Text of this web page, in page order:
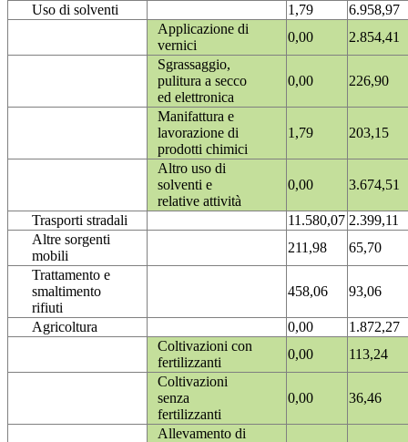
Uso di solventi 1,79
6.958,97
Applicazione di
vernici
0,00
2.854,41
Sgrassaggio,
pulitura a secco
ed elettronica
0,00 226,90
Manifattura e
lavorazione di
prodotti chimici
1,79 203,15
Altro uso di
solventi e
relative attività
0,00 3.674,51
Trasporti stradali 11.580,07 2.399,11
Altre sorgenti
mobili
211,98
65,70
Trattamento e
smaltimento
rifiuti
458,06 93,06
Agricoltura 0,00
1.872,27
Coltivazioni con
fertilizzanti
0,00
113,24
Coltivazioni
senza
fertilizzanti
0,00 36,46
Allevamento di